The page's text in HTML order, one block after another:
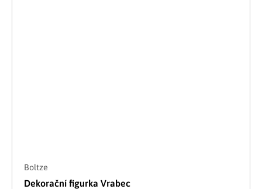
Boltze
Dekorační figurka Vrabec